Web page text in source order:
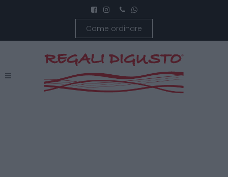
Come ordinare